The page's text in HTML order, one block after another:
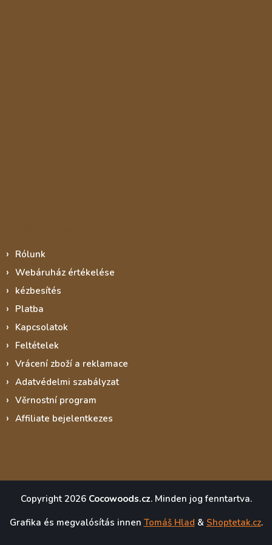
Rólunk
Webáruház értékelése
kézbesítés
Platba
Kapcsolatok
Feltételek
Vrácení zboží a reklamace
Adatvédelmi szabályzat
Věrnostní program
Affiliate bejelentkezes
Copyright 2026 Cocowoods.cz. Minden jog fenntartva.
Grafika és megvalósítás innen Tomáš Hlad & Shoptetak.cz.